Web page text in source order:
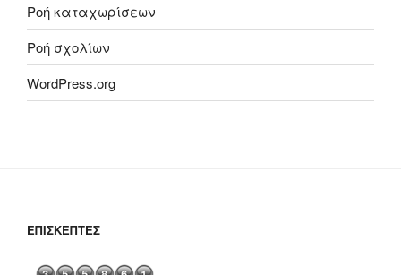
Ροή καταχωρίσεων
Ροή σχολίων
WordPress.org
ΕΠΙΣΚΈΠΤΕΣ